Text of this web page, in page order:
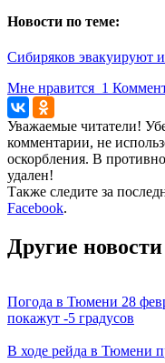
Новости по теме:
Сибиряков эвакуируют
Мне нравится 1
Уважаемые читатели!
комментарии, не
оскорбления. В
удален!
Также следите за
Facebook.
Другие новости
Погода в Тюмени 28
покажут -5 градусов
В ходе рейда в Тюмени